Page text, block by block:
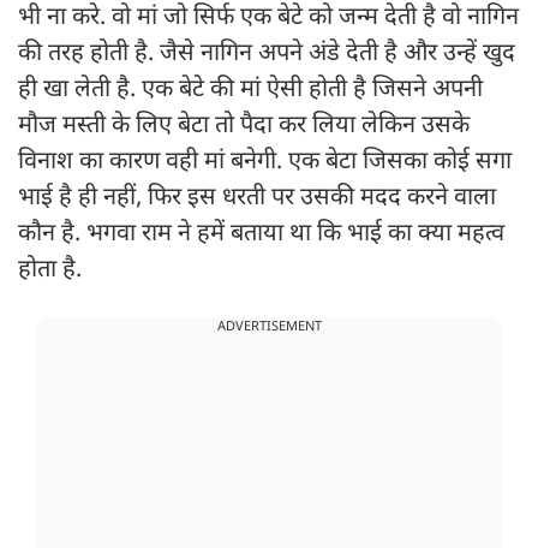
भी ना करे. वो मां जो सिर्फ एक बेटे को जन्म देती है वो नागिन
की तरह होती है. जैसे नागिन अपने अंडे देती है और उन्हें खुद
ही खा लेती है. एक बेटे की मां ऐसी होती है जिसने अपनी
मौज मस्ती के लिए बेटा तो पैदा कर लिया लेकिन उसके
विनाश का कारण वही मां बनेगी. एक बेटा जिसका कोई सगा
भाई है ही नहीं, फिर इस धरती पर उसकी मदद करने वाला
कौन है. भगवा राम ने हमें बताया था कि भाई का क्या महत्व
होता है.
ADVERTISEMENT